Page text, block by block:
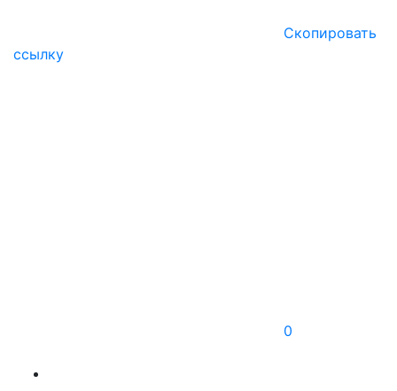
Скопировать
ссылку
0